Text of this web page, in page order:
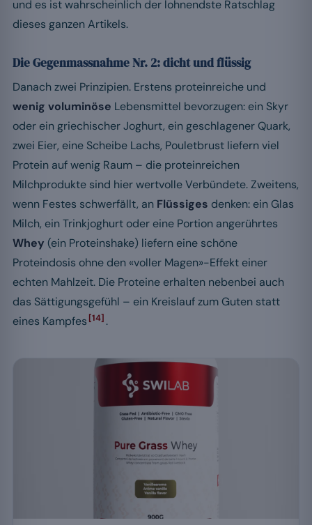
und es ist wahrscheinlich der lohnendste Ratschlag
dieses ganzen Artikels.
Die Gegenmassnahme Nr. 2: dicht und flüssig
Danach zwei Prinzipien. Erstens proteinreiche und
wenig voluminöse Lebensmittel bevorzugen: ein Skyr
oder ein griechischer Joghurt, ein geschlagener Quark,
zwei Eier, eine Scheibe Lachs, Pouletbrust liefern viel
Protein auf wenig Raum – die proteinreichen
Milchprodukte sind hier wertvolle Verbündete. Zweitens,
wenn Festes schwerfällt, an Flüssiges denken: ein Glas
Milch, ein Trinkjoghurt oder eine Portion angerührtes
Whey (ein Proteinshake) liefern eine schöne
Proteindosis ohne den «voller Magen»-Effekt einer
echten Mahlzeit. Die Proteine erhalten nebenbei auch
das Sättigungsgefühl – ein Kreislauf zum Guten statt
eines Kampfes [14].